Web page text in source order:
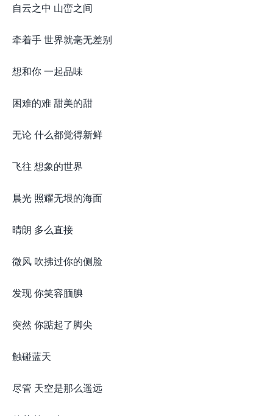
自云之中 山峦之间
牵着手 世界就毫无差别
想和你 一起品味
困难的难 甜美的甜
无论 什么都觉得新鲜
飞往 想象的世界
晨光 照耀无垠的海面
晴朗 多么直接
微风 吹拂过你的侧脸
发现 你笑容腼腆
突然 你踮起了脚尖
触碰蓝天
尽管 天空是那么遥远